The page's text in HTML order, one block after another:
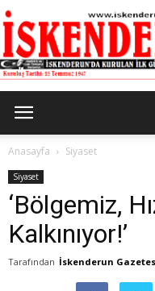
Anasayfa Siyaset
Siyaset
‘Bölgemiz,
Kalkınıyor!’
Tarafından İskenderun